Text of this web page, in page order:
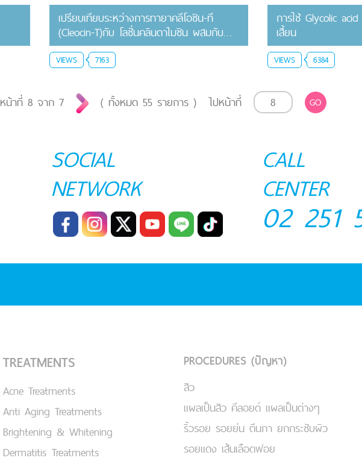
เปรียบเทียบระหว่างการทายาคลีโอซิน-ที
(Cleocin-T)กับ โลชั่นคลินดาไมซิน ผสมกับ
เมโทรนิดาโซล ( Clindamycin &
metronidazole) ในการรักษาคนไข้ที่เป็นสิว
VIEWS 7163
การใช้ Glycolic
เสี้ยน
VIEWS 6384
หน้าที่ 8จาก 7 ( ทั้งหมด 55รายการ ) ไปหน้าที่ GO
SOCIAL
NETWORK
CALL
CENTER
02 251
TREATMENTS
Acne Treatments
Anti Aging Treatments
Brightening & Whitening
Dermatitis Treatments
PROCEDURES (ปัญหา)
สิว
แผลเป็นสิว คีลอยด์ แผลเป็นต่างๆ
ริ้วรอย รอยย่น ตีนกา ยกกระชับผิว
รอยแดง เส้นเลือดฟอย